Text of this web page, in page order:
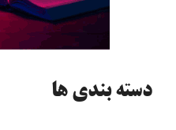
دسته‌ بندی ها